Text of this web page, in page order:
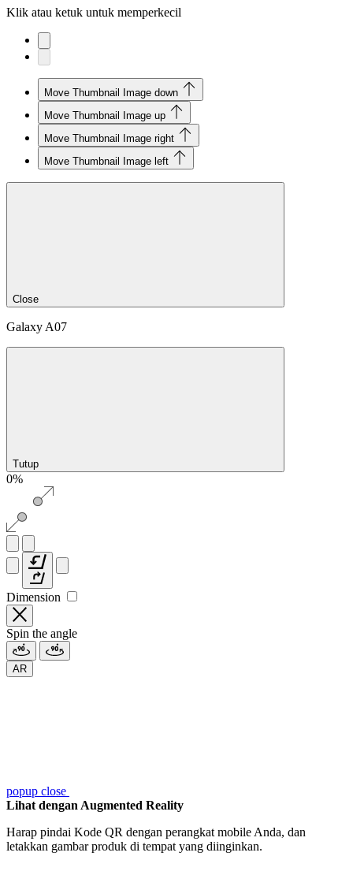
Klik atau ketuk untuk memperkecil
Move Thumbnail Image down
Move Thumbnail Image up
Move Thumbnail Image right
Move Thumbnail Image left
Close
Galaxy A07
Tutup
0%
Dimension
Spin the angle
AR
popup close
Lihat dengan Augmented Reality
Harap pindai Kode QR dengan perangkat mobile Anda, dan
letakkan gambar produk di tempat yang diinginkan.